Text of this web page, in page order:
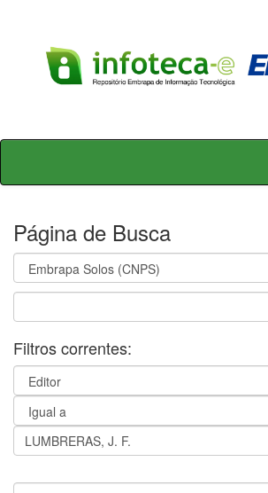
Skip
Página de Busca
Filtros correntes: